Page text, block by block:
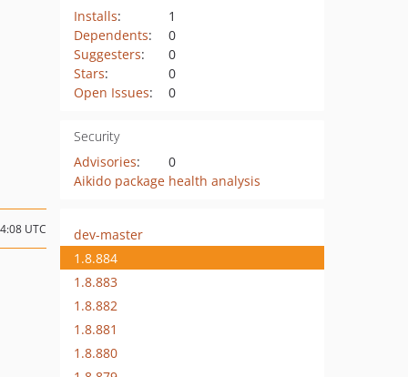
Installs:
1
Dependents:
0
Suggesters:
0
Stars:
0
Open Issues: 0
Security
Advisories:
0
Aikido package health analysis
UTC
dev-master
1.8.884
1.8.883
1.8.882
1.8.881
1.8.880